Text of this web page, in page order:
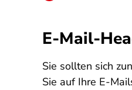
E-Mail-
Sie sollten sich
Sie auf Ihre E-